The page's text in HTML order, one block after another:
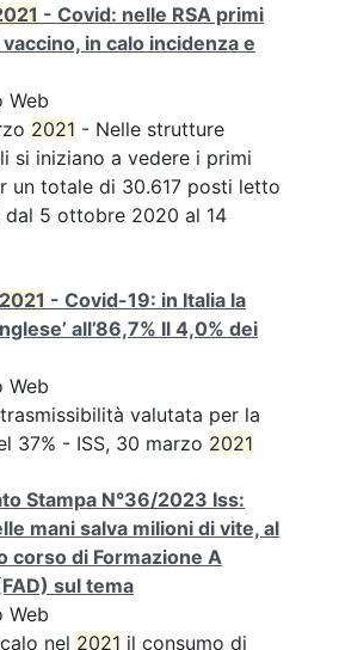
- Covid: nelle RSA primi
in calo incidenza e
Web
2021 - Nelle strutture
si iniziano a vedere i primi
un totale di 30.617 posti letto
dal 5 ottobre 2020 al 14
2021 - Covid-19: in Italia la
all’86,7% Il 4,0% dei
Web
valutata per la
37% - ISS, 30 marzo 2021
Stampa N°36/2023 Iss:
mani salva milioni di vite, al
corso di Formazione A
sul tema
Web
nel 2021 il consumo di